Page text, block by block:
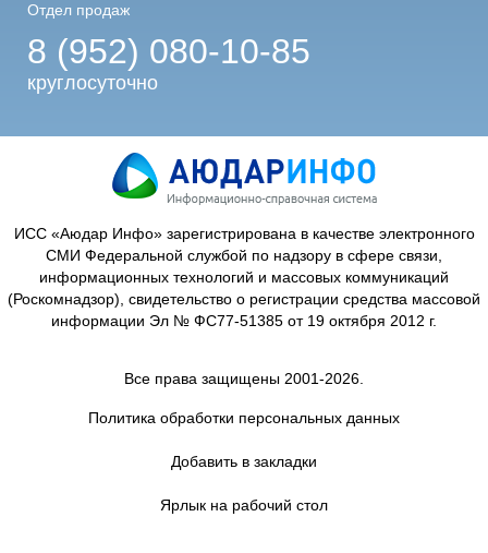
Отдел продаж
8 (952) 080-10-85
круглосуточно
ИСС «Аюдар Инфо» зарегистрирована в качестве электронного
СМИ Федеральной службой по надзору в сфере связи,
информационных технологий и массовых коммуникаций
(Роскомнадзор), свидетельство о регистрации средства массовой
информации Эл № ФС77-51385 от 19 октября 2012 г.
Все права защищены 2001-2026.
Политика обработки персональных данных
Добавить в закладки
Ярлык на рабочий стол